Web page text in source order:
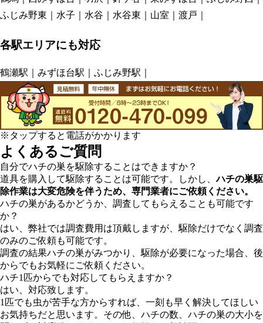
ふじみ野東
水子 水谷 水谷東 山室 渡戸
各駅エリアにも対応
鶴瀬駅 みずほ台駅 ふじみ野駅
※タップすると電話がかかります
よくあるご質問
自分でハチの巣を駆除することはできますか？
道具を購入して駆除することは可能です。しかし、ハチの巣駆
除作業は大変危険を伴うため、専門業者にご依頼ください。
ハチの巣があるかどうか、調査してもらえることも可能です
か？
はい、弊社では調査費用は頂戴しますが、駆除だけでなく調査
のみのご依頼も可能です。
調査の結果ハチの巣がみつかり、駆除が必要になった場合、後
からでもお気軽にご依頼ください。
ハチ1匹からでも対応してもらえますか？
はい、対応致します。
1匹でも虫が苦手な方からすれば、一刻も早く解決してほしい
お気持ちだと思います。その他、ハチの数、ハチの巣の大小を